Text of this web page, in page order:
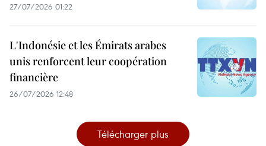
27/07/2026 01:22
L'Indonésie et les Émirats arabes
unis renforcent leur coopération
financière
26/07/2026 12:48
Télécharger plus